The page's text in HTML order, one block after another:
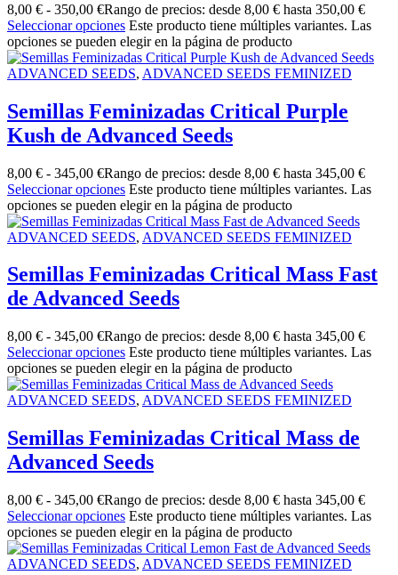
8,00 € - 350,00 €Rango de precios: desde 8,00 € hasta 350,00 €
Seleccionar opciones Este producto tiene múltiples variantes. Las
opciones se pueden elegir en la página de producto
ADVANCED SEEDS, ADVANCED SEEDS FEMINIZED
Semillas Feminizadas Critical Purple
Kush de Advanced Seeds
8,00 € - 345,00 €Rango de precios: desde 8,00 € hasta 345,00 €
Seleccionar opciones Este producto tiene múltiples variantes. Las
opciones se pueden elegir en la página de producto
ADVANCED SEEDS, ADVANCED SEEDS FEMINIZED
Semillas Feminizadas Critical Mass Fast
de Advanced Seeds
8,00 € - 345,00 €Rango de precios: desde 8,00 € hasta 345,00 €
Seleccionar opciones Este producto tiene múltiples variantes. Las
opciones se pueden elegir en la página de producto
ADVANCED SEEDS, ADVANCED SEEDS FEMINIZED
Semillas Feminizadas Critical Mass de
Advanced Seeds
8,00 € - 345,00 €Rango de precios: desde 8,00 € hasta 345,00 €
Seleccionar opciones Este producto tiene múltiples variantes. Las
opciones se pueden elegir en la página de producto
ADVANCED SEEDS, ADVANCED SEEDS FEMINIZED